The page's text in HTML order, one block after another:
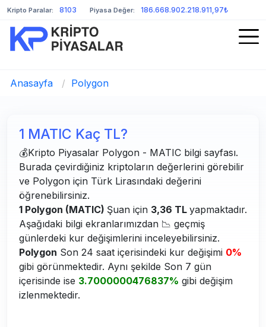
Kripto Paralar: 8103 Piyasa Değer: 186.668.902.218.911,97₺
Anasayfa / Polygon
1 MATIC Kaç TL?
💰Kripto Piyasalar Polygon - MATIC bilgi sayfası.
Burada çevirdiğiniz kriptoların değerlerini görebilir
ve Polygon için Türk Lirasındaki değerini
öğrenebilirsiniz.
1 Polygon (MATIC) Şuan için 3,36 TL yapmaktadır.
Aşağıdaki bilgi ekranlarımızdan 📉 geçmiş
günlerdeki kur değişimlerini inceleyebilirsiniz.
Polygon Son 24 saat içerisindeki kur değişimi 0%
gibi görünmektedir. Aynı şekilde Son 7 gün
içerisinde ise 3.7000000476837% gibi değişim
izlenmektedir.